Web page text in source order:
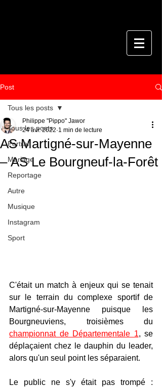
Post
Tous les posts
Portrait
Mariage
Reportage
Autre
Musique
Instagram
Sport
Tous les posts
AS Martigné-sur-Mayenne
– AS Le Bourgneuf-la-Forêt
Philippe "Pippo" Jawor
24 avr. 2022 1 min de lecture
C'était un match à enjeux qui se tenait
sur le terrain du complexe sportif de
Martigné-sur-Mayenne puisque les
championnat de Départementale 1, se
déplaçaient chez le dauphin du leader,
alors qu'un seul point les séparaient.
Le public ne s'y était pas trompé :